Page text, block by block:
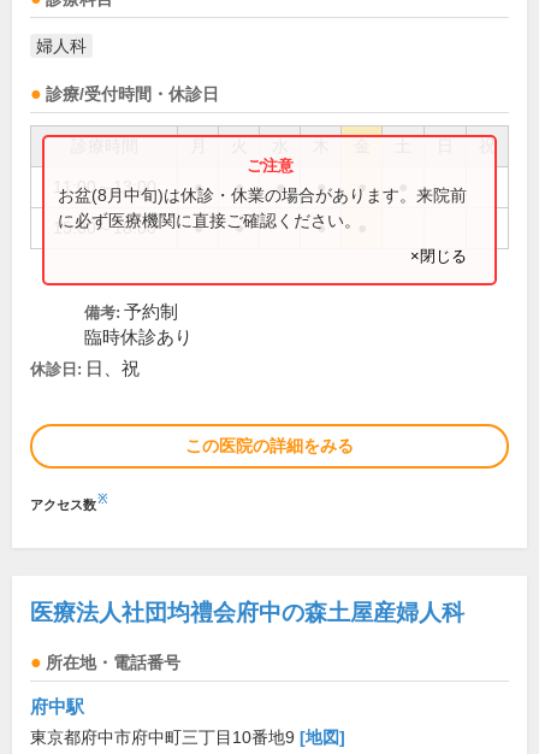
婦人科
診療/受付時間・休診日
祝
11:00～13:00 ● ● ● ● ●
15:00～18:00 ● ● ●
お盆(8月中旬)は休診・休業の場合があります。来院前
に必ず医療機関に直接ご確認ください。
×閉じる
備考: 予約制
臨時休診あり
休診日: 日、祝
この医院の詳細をみる
アクセス数※
医療法人社団均禮会府中の森土屋産婦人科
所在地・電話番号
府中駅
東京都府中市府中町三丁目10番地9 [地図]